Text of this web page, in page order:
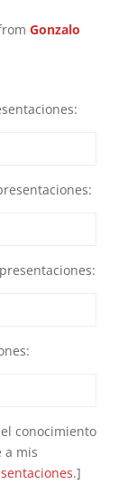
Gonzalo
conocimiento
a mis
.]